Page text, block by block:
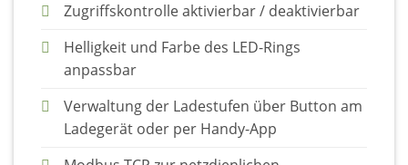
Zugriffskontrolle aktivierbar / deaktivierbar
Helligkeit und Farbe des LED-Rings
anpassbar
Verwaltung der Ladestufen über Button am
Ladegerät oder per Handy-App